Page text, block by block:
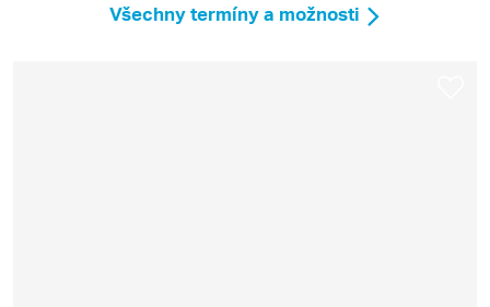
Všechny termíny a možnosti